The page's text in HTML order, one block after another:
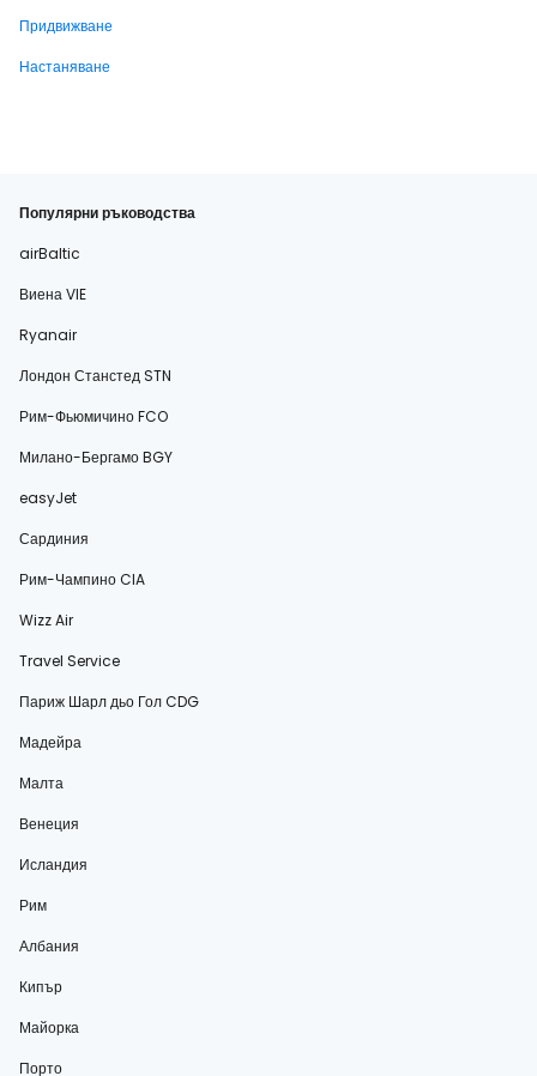
Придвижване
Настаняване
Популярни ръководства
airBaltic
Виена VIE
Ryanair
Лондон Станстед STN
Рим-Фьюмичино FCO
Милано-Бергамо BGY
easyJet
Сардиния
Рим-Чампино CIA
Wizz Air
Travel Service
Париж Шарл дьо Гол CDG
Мадейра
Малта
Венеция
Исландия
Рим
Албания
Кипър
Майорка
Порто